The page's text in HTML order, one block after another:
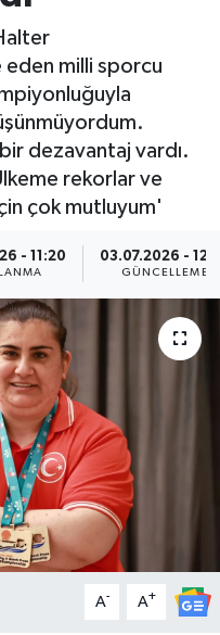
eden milli sporcu
dezavantaj vardı.
rekorlar ve
çok mutluyum'
- 11:20 03.07.2026 -
GÜNCELLEME
A- A+